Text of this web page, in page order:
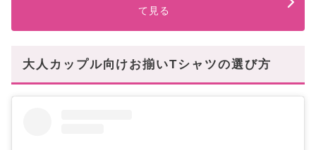
て見る
大人カップル向けお揃いTシャツの選び方